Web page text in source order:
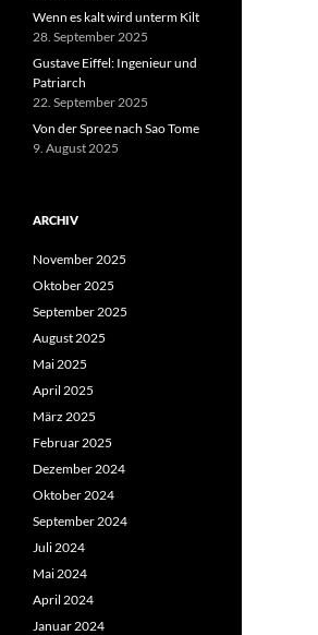
Wenn es kalt wird unterm Kilt
28. September 2025
Gustave Eiffel: Ingenieur und
Patriarch
22. September 2025
Von der Spree nach Sao Tome
9. August 2025
ARCHIV
November 2025
Oktober 2025
September 2025
August 2025
Mai 2025
April 2025
März 2025
Februar 2025
Dezember 2024
Oktober 2024
September 2024
Juli 2024
Mai 2024
April 2024
Januar 2024